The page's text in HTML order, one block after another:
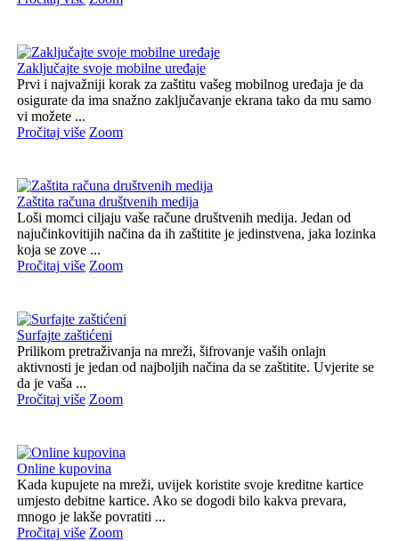
Zaključajte svoje mobilne uređaje
Prvi i najvažniji korak za zaštitu vašeg mobilnog uređaja je da
osigurate da ima snažno zaključavanje ekrana tako da mu samo
vi možete ...
Pročitaj više Zoom
Zaštita računa društvenih medija
Loši momci ciljaju vaše račune društvenih medija. Jedan od
najučinkovitijih načina da ih zaštitite je jedinstvena, jaka lozinka
koja se zove ...
Pročitaj više Zoom
Surfajte zaštićeni
Prilikom pretraživanja na mreži, šifrovanje vaših onlajn
aktivnosti je jedan od najboljih načina da se zaštitite. Uvjerite se
da je vaša ...
Pročitaj više Zoom
Online kupovina
Kada kupujete na mreži, uvijek koristite svoje kreditne kartice
umjesto debitne kartice. Ako se dogodi bilo kakva prevara,
mnogo je lakše povratiti ...
Pročitaj više Zoom